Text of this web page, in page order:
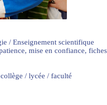
/ Enseignement scientifique
mise en confiance,
/ lycée / faculté